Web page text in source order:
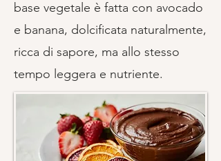
base vegetale è fatta con avocado
e banana, dolcificata naturalmente,
ricca di sapore, ma allo stesso
tempo leggera e nutriente.